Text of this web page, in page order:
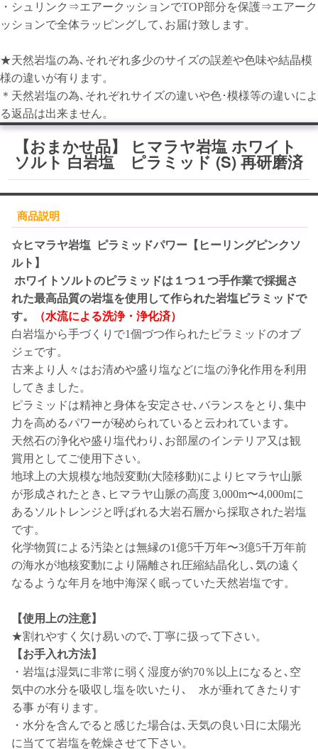
・シュリンク⇒エアークッションでTOP部分を保護⇒エアーク
ッションで全体ラッピングして､お届け致します。
★天然岩塩の為､それぞれ多少のサイズの誤差や色味や結晶模
様の違いが有ります。
＊天然岩塩の為､それぞれサイズの違いや色･模様等の違いによ
る返品は出来ません。
【おまかせ品】 ヒマラヤ岩塩 ホワイト
ソルト 白岩塩 ピラミッド (S) 再研磨済
商品説明
☆ヒマラヤ岩塩 ピラミッドパワー【ヒーリングピンクソ
ルト】
ホワイトソルトのピラミッドは１つ１つ手作業で採掘さ
れた最高品質の岩塩を使用して作られた岩塩 ピラミッドで
す。
（水流による洗浄・浄化済）
白岩塩から手づくりで1個づつ作られたピラミッドのオブ
ジェです。
古来より人々はお清めや盛り塩などに塩の浄化作用を利用
してきました。
ピラミッドは精神と身体を安定させ､バランスをとり､集中
力を高めるパワーが秘められていると云われています｡
天然石の浄化や盛り塩代わり､お部屋のインテリア又は観
賞用としてご使用下さい。
地球上の大規模な地殻変動(大陸移動)によりヒマラヤ山脈
が形成されたとき､ヒマラヤ山脈の高度 3,000m〜4,000mに
あるソルトレンジと呼ばれる大岩石層から採取された岩塩
です。
化学物質による汚染とは無縁の1億5千万年〜3億5千万年前
の海水が地核変動により隔離され圧縮結晶化し､気の遠く
なるような年月を地中海深く眠っていた天然岩塩です。
【使用上の注意】
★割れやすく欠け易いので､丁寧に扱って下さい。
【お手入れ方法】
・岩塩は湿気に非常に弱く湿度が約70％以上になると､空
気中の水分を吸収し塩を吹いたり､
水が垂れてきたりす
る事 が有ります。
・水分を含んでると感じた場合は､天気の良い日に太陽光
に当てて岩塩を乾燥させて下さい。